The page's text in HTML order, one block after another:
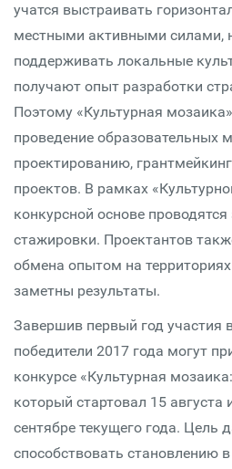
учатся выстраивать
местными активными силами,
поддерживать локальные
получают опыт разработки
Поэтому «Культурная
проведение образовательных
проектированию,
проектов. В рамках
конкурсной основе
стажировки. Проектантов
обмена опытом на
заметны результаты.
Завершив первый год участия
победители 2017 года могут
конкурсе «Культурная
который стартовал 15 августа
сентябре текущего года. Цель
способствовать становлению